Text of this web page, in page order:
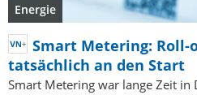
Energie
Smart Metering:
tatsächlich an den Start
Smart Metering war lange Zeit in